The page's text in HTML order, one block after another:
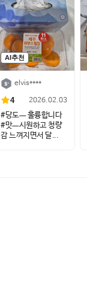
AI추천
elvis****
4 2026.02.03
#당도ㅡ 훌륭합니다
#맛ㅡ시원하고 청량
감 느껴지면서 달...